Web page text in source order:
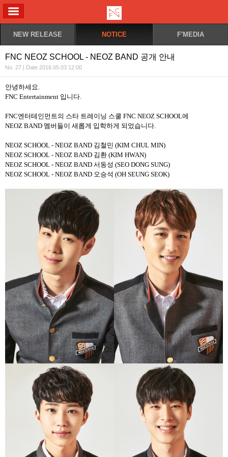
NEW RELEASE NOTICE F'MEDIA
FNC NEOZ SCHOOL - NEOZ BAND 공개 안내
No. 27 | Date 2016.05.03 12:00
안녕하세요.
FNC Entertainment 입니다.
FNC엔터테인먼트의 스타 트레이닝 스쿨 FNC NEOZ SCHOOL에
NEOZ BAND 멤버들이 새롭게 입학하게 되었습니다.
NEOZ SCHOOL - NEOZ BAND 김철민 (KIM CHUL MIN)
NEOZ SCHOOL - NEOZ BAND 김환 (KIM HWAN)
NEOZ SCHOOL - NEOZ BAND 서동성 (SEO DONG SUNG)
NEOZ SCHOOL - NEOZ BAND 오승석 (OH SEUNG SEOK)